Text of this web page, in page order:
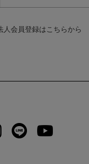
人会員登録はこちらから